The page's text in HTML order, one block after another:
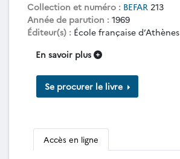
Collection et numéro : BEFAR 213
Année de parution : 1969
Éditeur(s) : École française d’Athènes
En savoir plus
Se procurer le livre
Accès en ligne